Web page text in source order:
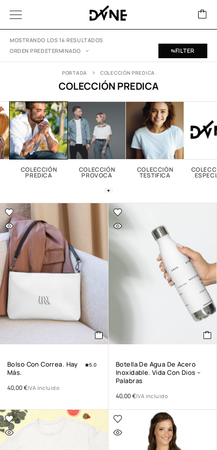
MOSTRANDO LOS 14 RESULTADOS
ORDEN PREDETERMINADO
FILTER
COLECCIÓN PREDICA
PORTADA COLECCIÓN PREDICA
COLECCIÓN
PREDICA
COLECCIÓN
PROVOCA
COLECCIÓN
TESTIFICA
Bolso Con Correa. Hay
Más.
5.0
40,00€IVA incluido
Botella De Agua De Acero
Inoxidable. Vida Con Dios –
Palabras
40,00€IVA incluido